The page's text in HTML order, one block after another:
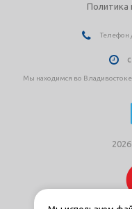
Политика
Телефон
Мы находимся во